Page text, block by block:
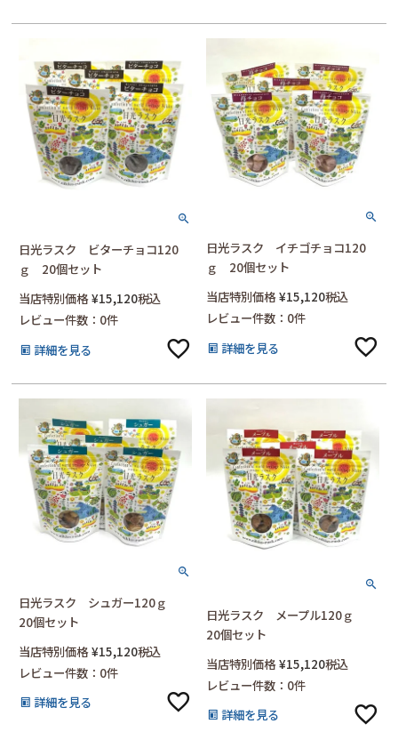
日光ラスク ビターチョコ120
ｇ 20個セット
当店特別価格 ¥15,120税込
レビュー件数：0件
詳細を見る
日光ラスク イチゴチョコ120
ｇ 20個セット
当店特別価格 ¥15,120税込
レビュー件数：0件
詳細を見る
日光ラスク シュガー120ｇ
20個セット
当店特別価格 ¥15,120税込
レビュー件数：0件
詳細を見る
日光ラスク メープル120ｇ
20個セット
当店特別価格 ¥15,120税込
レビュー件数：0件
詳細を見る